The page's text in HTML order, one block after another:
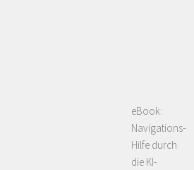
eBook:
Navigations-
Hilfe durch
die KI-